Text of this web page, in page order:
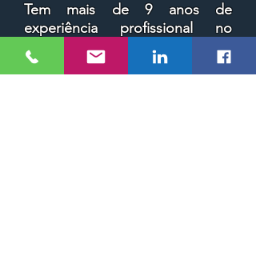
Tem mais de 9 anos de
experiência profissional no
desenvolvimento de projetos de
sistemas de informação